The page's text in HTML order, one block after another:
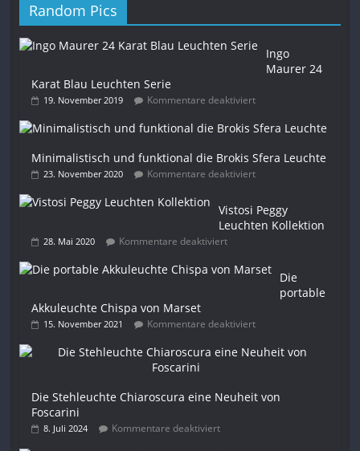
Random Pics
Ingo
Maurer 24
Karat Blau Leuchten Serie
19. November 2019 Kommentare deaktiviert
Minimalistisch und funktional die Brokis Sfera Leuchte
23. November 2020 Kommentare deaktiviert
Vistosi Peggy
Leuchten Kollektion
28. Mai 2020 Kommentare deaktiviert
Die
portable
Akkuleuchte Chispa von Marset
15. November 2021 Kommentare deaktiviert
Die Stehleuchte Chiaroscura eine Neuheit von
Foscarini
8. Juli 2024 Kommentare deaktiviert